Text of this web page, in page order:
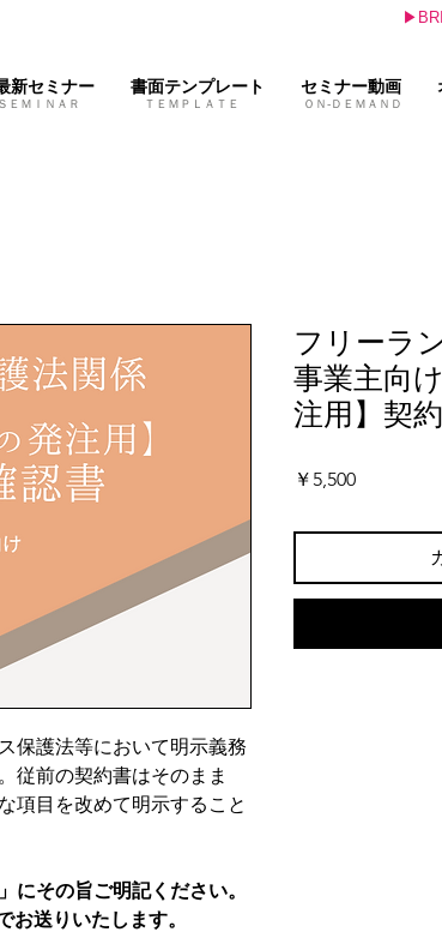
新セミナー 書面テンプレート セミナー動画
ＥＭＩＮＡＲ ＴＥＭＰＬＡＴＥ ＯＮ-ＤＥＭＡＮＤ
保護法等において明示義務
従前の契約書はそのまま
項目を改めて明示すること
その旨ご明記ください。
お送りいたします。
フリーラ
事業主向
注用】契
￥5,500価